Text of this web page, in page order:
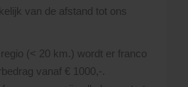
van de afstand tot ons
(< 20 km.) wordt er franco
vanaf € 1000,-.